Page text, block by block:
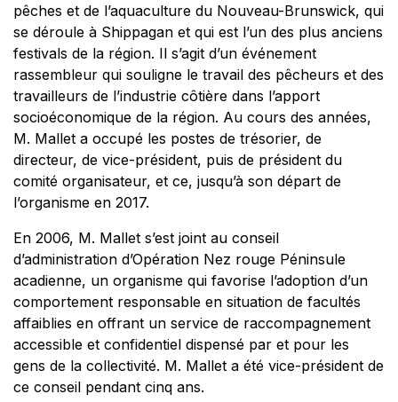
pêches et de l’aquaculture du Nouveau-Brunswick, qui
se déroule à Shippagan et qui est l’un des plus anciens
festivals de la région. Il s’agit d’un événement
rassembleur qui souligne le travail des pêcheurs et des
travailleurs de l’industrie côtière dans l’apport
socioéconomique de la région. Au cours des années,
M. Mallet a occupé les postes de trésorier, de
directeur, de vice-président, puis de président du
comité organisateur, et ce, jusqu’à son départ de
l’organisme en 2017.
En 2006, M. Mallet s’est joint au conseil
d’administration d’Opération Nez rouge Péninsule
acadienne, un organisme qui favorise l’adoption d’un
comportement responsable en situation de facultés
affaiblies en offrant un service de raccompagnement
accessible et confidentiel dispensé par et pour les
gens de la collectivité. M. Mallet a été vice-président de
ce conseil pendant cinq ans.